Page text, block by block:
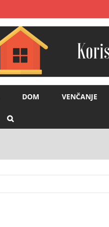
DOM VENČANJE